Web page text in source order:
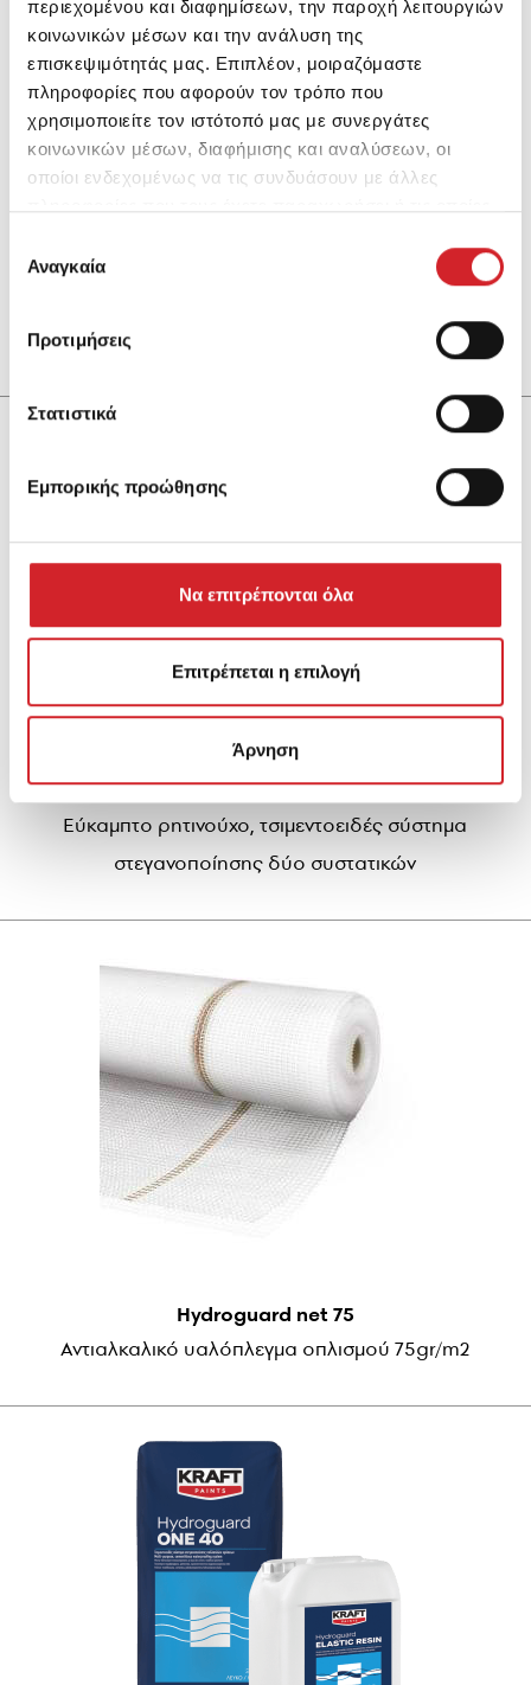
περιεχομένου και διαφημίσεων, την παροχή λειτουργιών
κοινωνικών μέσων και την ανάλυση της
επισκεψιμότητάς μας. Επιπλέον, μοιραζόμαστε
πληροφορίες που αφορούν τον τρόπο που
χρησιμοποιείτε τον ιστότοπό μας με συνεργάτες
κοινωνικών μέσων, διαφήμισης και αναλύσεων, οι
οποίοι ενδεχομένως να τις συνδυάσουν με άλλες
των υπηρεσιών τους.
συγκατάθεσης
Αναγκαία
Προτιμήσεις
Στατιστικά
Εμπορικής προώθησης
Να επιτρέπονται όλα
Επιτρέπεται η επιλογή
Άρνηση
Hydroguard Flex System
Εύκαμπτο ρητινούχο, τσιμεντοειδές σύστημα
στεγανοποίησης δύο συστατικών
Hydroguard net 75
Αντιαλκαλικό υαλόπλεγμα οπλισμού 75gr/m2